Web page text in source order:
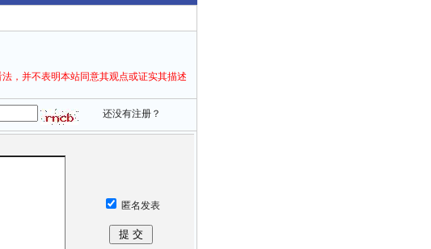
，并不表明本站同意其观点或证实其描述
还没有注册？
匿名发表